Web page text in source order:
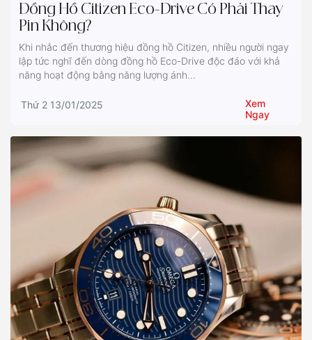
Đồng Hồ Citizen Eco-Drive Có Phải Thay
Pin Không?
Khi nhắc đến thương hiệu đồng hồ Citizen, nhiều người ngay
lập tức nghĩ đến dòng đồng hồ Eco-Drive độc đáo với khả
năng hoạt động bằng năng lượng ánh...
Thứ 2 13/01/2025
Xem
Ngay